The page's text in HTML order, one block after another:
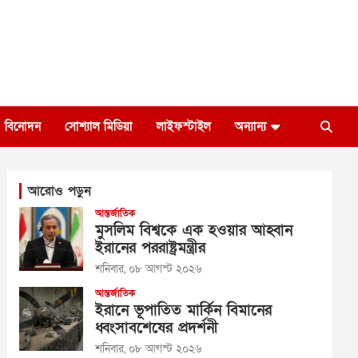
বিনোদন সোশ্যাল মিডিয়া লাইফস্টাইল অন্যান্য
আরোও পড়ুন
আন্তর্জাতিক
মুসলিম বিশ্বকে এক হওয়ার আহ্বান
ইরানের পররাষ্ট্রমন্ত্রীর
শনিবার, ০৮ আগস্ট ২০২৬
আন্তর্জাতিক
ইরানে ভূপাতিত মার্কিন বিমানের
ধ্বংসাবশেষের প্রদর্শনী
শনিবার, ০৮ আগস্ট ২০২৬